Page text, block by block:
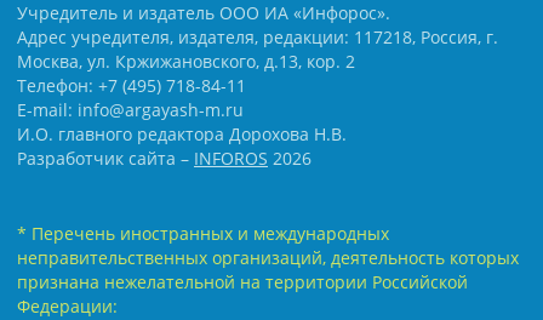
Учредитель и издатель ООО ИА «Инфорос».
Адрес учредителя, издателя, редакции: 117218, Россия, г.
Москва, ул. Кржижановского, д.13, кор. 2
Телефон: +7 (495) 718-84-11
E-mail: info@argayash-m.ru
И.О. главного редактора Дорохова Н.В.
Разработчик сайта – INFOROS 2026
* Перечень иностранных и международных
неправительственных организаций, деятельность которых
признана нежелательной на территории Российской
Федерации: